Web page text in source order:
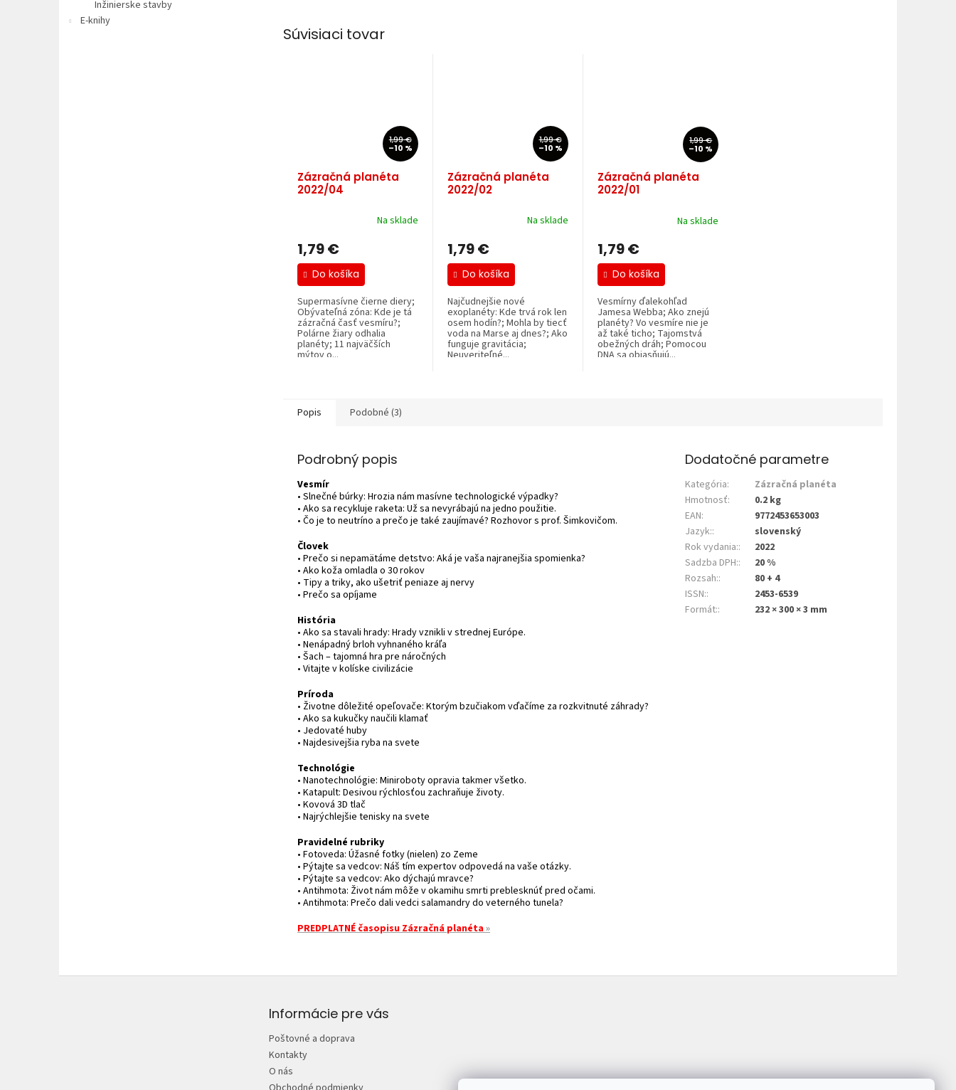
Inžinierske stavby
E-knihy
Súvisiaci tovar
1,99 €
–10 %
Zázračná planéta
2022/04
Na sklade
1,79 €
Do košíka
Supermasívne čierne diery;
Obývateľná zóna: Kde je tá
zázračná časť vesmíru?;
Polárne žiary odhalia
planéty; 11 najväčších
mýtov o...
1,99 €
–10 %
Zázračná planéta
2022/02
Na sklade
1,79 €
Do košíka
Najčudnejšie nové
exoplanéty: Kde trvá rok len
osem hodín?; Mohla by tiecť
voda na Marse aj dnes?; Ako
funguje gravitácia;
Neuveriteľné...
1,99 €
–10 %
Zázračná planéta
2022/01
Na sklade
1,79 €
Do košíka
Vesmírny ďalekohľad
Jamesa Webba; Ako znejú
planéty? Vo vesmíre nie je
až také ticho; Tajomstvá
obežných dráh; Pomocou
DNA sa objasňujú...
Popis Podobné (3)
Podrobný popis
Vesmír
• Slnečné búrky: Hrozia nám masívne technologické výpadky?
• Ako sa recykluje raketa: Už sa nevyrábajú na jedno použitie.
• Čo je to neutríno a prečo je také zaujímavé? Rozhovor s prof. Šimkovičom.
Človek
• Prečo si nepamätáme detstvo: Aká je vaša najranejšia spomienka?
• Ako koža omladla o 30 rokov
• Tipy a triky, ako ušetriť peniaze aj nervy
• Prečo sa opíjame
História
• Ako sa stavali hrady: Hrady vznikli v strednej Európe.
• Nenápadný brloh vyhnaného kráľa
• Šach – tajomná hra pre náročných
• Vitajte v kolíske civilizácie
Príroda
• Životne dôležité opeľovače: Ktorým bzučiakom vďačíme za rozkvitnuté záhrady?
• Ako sa kukučky naučili klamať
• Jedovaté huby
• Najdesivejšia ryba na svete
Technológie
• Nanotechnológie: Miniroboty opravia takmer všetko.
• Katapult: Desivou rýchlosťou zachraňuje životy.
• Kovová 3D tlač
• Najrýchlejšie tenisky na svete
Pravidelné rubriky
• Fotoveda: Úžasné fotky (nielen) zo Zeme
• Pýtajte sa vedcov: Náš tím expertov odpovedá na vaše otázky.
• Pýtajte sa vedcov: Ako dýchajú mravce?
• Antihmota: Život nám môže v okamihu smrti preblesknúť pred očami.
• Antihmota: Prečo dali vedci salamandry do veterného tunela?
PREDPLATNÉ časopisu Zázračná planéta»
Dodatočné parametre
Kategória:
Zázračná planéta
Hmotnosť:
0.2 kg
EAN:
9772453653003
Jazyk::
slovenský
Rok vydania::
2022
Sadzba DPH::
20 %
Rozsah::
80 + 4
ISSN::
2453-6539
Formát:: 232 × 300 × 3 mm
Informácie pre vás
Poštovné a doprava
Kontakty
O nás